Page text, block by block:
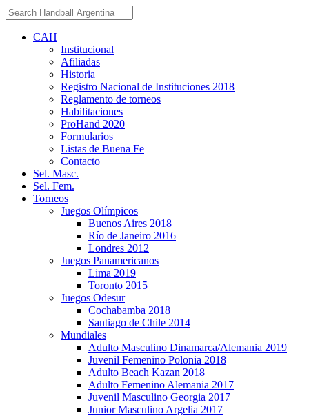
CAH
Institucional
Afiliadas
Historia
Registro Nacional de Instituciones 2018
Reglamento de torneos
Habilitaciones
ProHand 2020
Formularios
Listas de Buena Fe
Contacto
Sel. Masc.
Sel. Fem.
Torneos
Juegos Olímpicos
Buenos Aires 2018
Río de Janeiro 2016
Londres 2012
Juegos Panamericanos
Lima 2019
Toronto 2015
Juegos Odesur
Cochabamba 2018
Santiago de Chile 2014
Mundiales
Adulto Masculino Dinamarca/Alemania 2019
Juvenil Femenino Polonia 2018
Adulto Beach Kazan 2018
Adulto Femenino Alemania 2017
Juvenil Masculino Georgia 2017
Junior Masculino Argelia 2017